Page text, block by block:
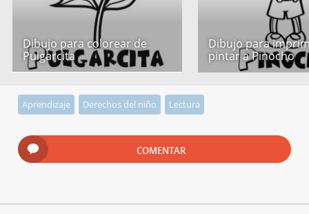
Dibujo para colorear de
Pulgarcita
Dibujo para
pintar a Pinocho
Aprendizaje Derechos del niño Lectura
COMENTAR